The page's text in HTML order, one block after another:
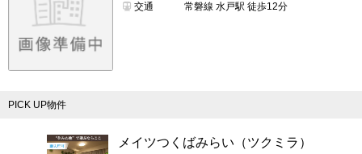
交通
常磐線 水戸駅 徒歩12分
PICK UP物件
メイツつくばみらい（ツクミラ）